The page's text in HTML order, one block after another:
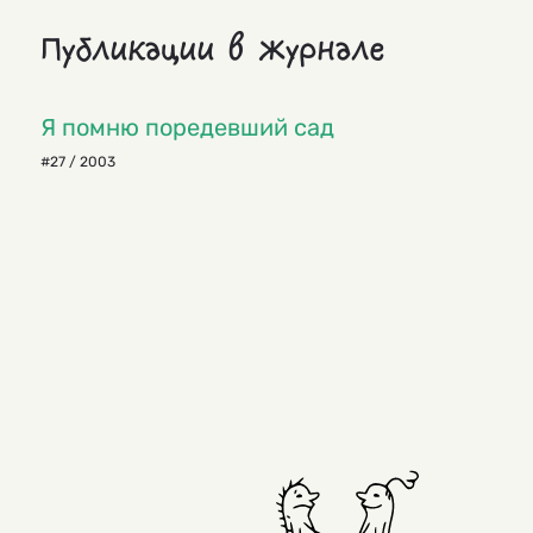
Публикации в журнале
Я помню поредевший сад
#27 / 2003